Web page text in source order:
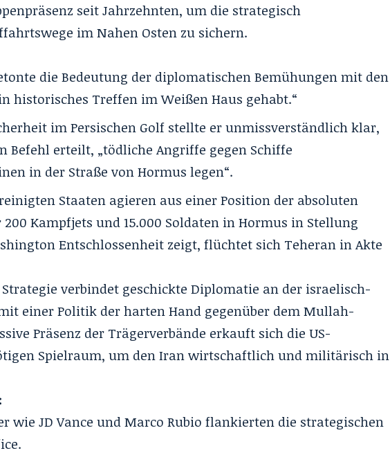
seit Jahrzehnten, um die strategisch
im Nahen Osten zu sichern.
die Bedeutung der diplomatischen Bemühungen mit den
historisches Treffen im Weißen Haus gehabt.“
im Persischen Golf stellte er unmissverständlich klar,
Befehl erteilt, „tödliche Angriffe gegen Schiffe
in der Straße von Hormus legen“.
Staaten agieren aus einer Position der absoluten
Kampfjets und 15.000 Soldaten in Hormus in Stellung
Entschlossenheit zeigt, flüchtet sich Teheran in Akte
verbindet geschickte Diplomatie an der israelisch-
einer Politik der harten Hand gegenüber dem Mullah-
Präsenz der Trägerverbände erkauft sich die US-
Spielraum, um den Iran wirtschaftlich und militärisch in
wie JD Vance und Marco Rubio flankierten die strategischen